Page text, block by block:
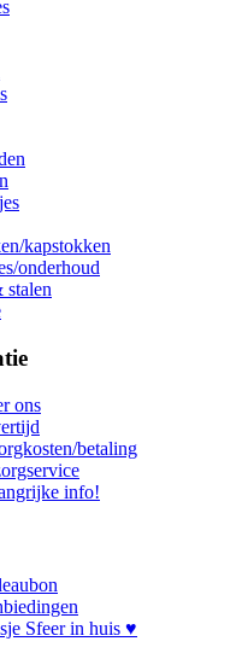
kapstokken
onderhoud
stalen
ons
betaling
info!
Sfeer in huis ♥